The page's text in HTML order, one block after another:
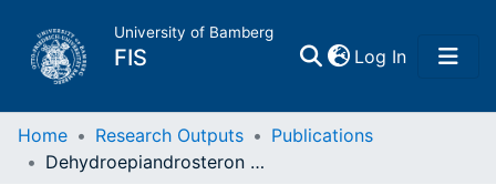
University of Bamberg
FIS Log In(current)
Home
Home Research Outputs
Publications
Dehydroepiandrosteron - ein Steroid gegen das Altern?